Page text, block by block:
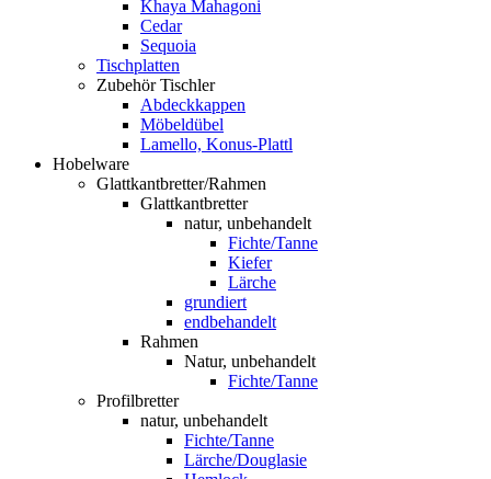
Khaya Mahagoni
Cedar
Sequoia
Tischplatten
Zubehör Tischler
Abdeckkappen
Möbeldübel
Lamello, Konus-Plattl
Hobelware
Glattkantbretter/Rahmen
Glattkantbretter
natur, unbehandelt
Fichte/Tanne
Kiefer
Lärche
grundiert
endbehandelt
Rahmen
Natur, unbehandelt
Fichte/Tanne
Profilbretter
natur, unbehandelt
Fichte/Tanne
Lärche/Douglasie